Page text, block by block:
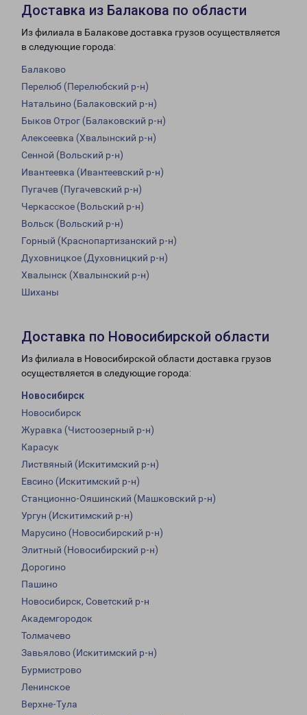
Доставка из Балакова по области
Из филиала в Балакове доставка грузов осуществляется
в следующие города:
Балаково
Перелюб (Перелюбский р-н)
Натальино (Балаковский р-н)
Быков Отрог (Балаковский р-н)
Алексеевка (Хвалынский р-н)
Сенной (Вольский р-н)
Ивантеевка (Ивантеевский р-н)
Пугачев (Пугачевский р-н)
Черкасское (Вольский р-н)
Вольск (Вольский р-н)
Горный (Краснопартизанский р-н)
Духовницкое (Духовницкий р-н)
Хвалынск (Хвалынский р-н)
Шиханы
Доставка по Новосибирской области
Из филиала в Новосибирской области доставка грузов
осуществляется в следующие города:
Новосибирск
Новосибирск
Журавка (Чистоозерный р-н)
Карасук
Листвяный (Искитимский р-н)
Евсино (Искитимский р-н)
Станционно-Ояшинский (Машковский р-н)
Ургун (Искитимский р-н)
Марусино (Новосибирский р-н)
Элитный (Новосибирский р-н)
Дорогино
Пашино
Новосибирск, Советский р-н
Академгородок
Толмачево
Завьялово (Искитимский р-н)
Бурмистрово
Ленинское
Верхне-Тула